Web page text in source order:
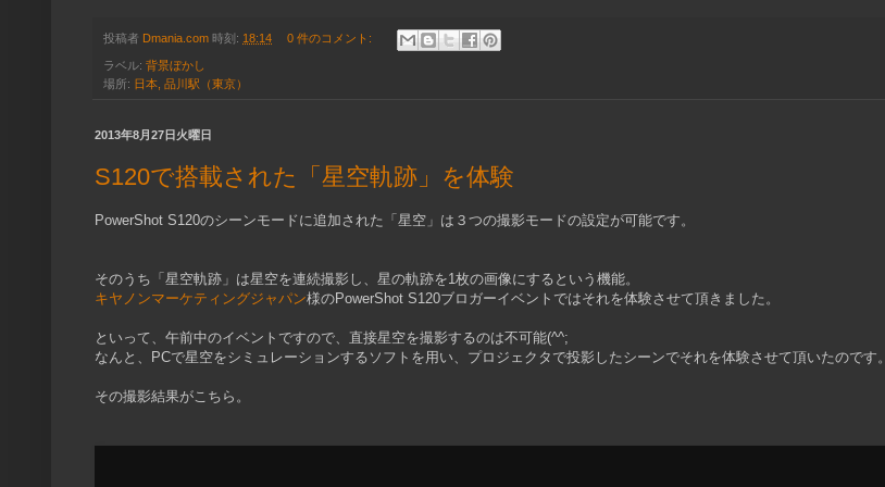
投稿者 Dmania.com 時刻: 18:14 0 件のコメント:
ラベル: 背景ぼかし
場所: 日本, 品川駅（東京）
2013年8月27日火曜日
S120で搭載された「星空軌跡」を体験
PowerShot S120のシーンモードに追加された「星空」は３つの撮影モードの設定が可能です。
そのうち「星空軌跡」は星空を連続撮影し、星の軌跡を1枚の画像にするという機能。
キヤノンマーケティングジャパン様のPowerShot S120ブロガーイベントではそれを体験させて頂きました。
といって、午前中のイベントですので、直接星空を撮影するのは不可能(^^;
なんと、PCで星空をシミュレーションするソフトを用い、プロジェクタで投影したシーンでそれを体験させて頂いたのです。
その撮影結果がこちら。